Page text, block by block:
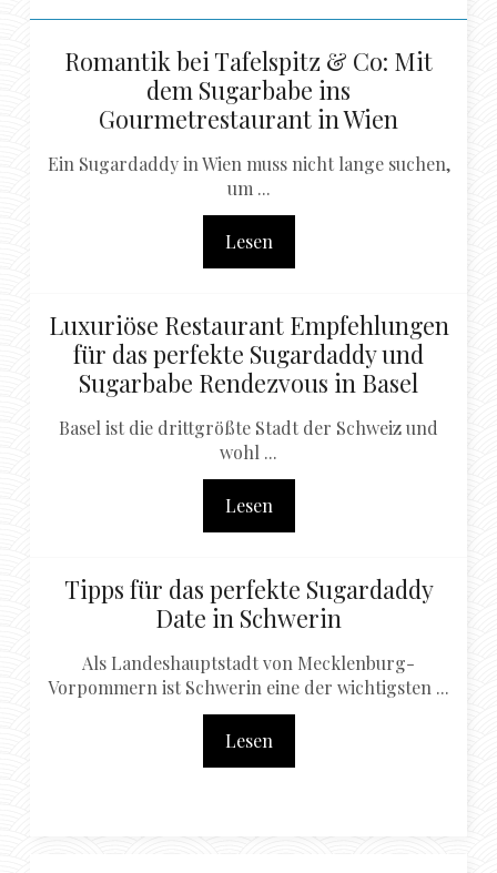
Romantik bei Tafelspitz & Co: Mit
dem Sugarbabe ins
Gourmetrestaurant in Wien
Ein Sugardaddy in Wien muss nicht lange suchen,
um ...
Lesen
Luxuriöse Restaurant Empfehlungen
für das perfekte Sugardaddy und
Sugarbabe Rendezvous in Basel
Basel ist die drittgrößte Stadt der Schweiz und
wohl ...
Lesen
Tipps für das perfekte Sugardaddy
Date in Schwerin
Als Landeshauptstadt von Mecklenburg-
Vorpommern ist Schwerin eine der wichtigsten ...
Lesen